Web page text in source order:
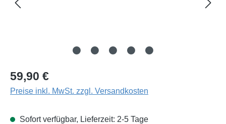
Regulärer Preis:
59,90 €
Preise inkl. MwSt. zzgl. Versandkosten
Sofort verfügbar, Lieferzeit: 2-5 Tage